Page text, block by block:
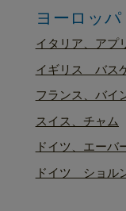
ヨーロッパ
イタリア、アプ
イギリス バス
フランス、バイ
スイス、チャム
ドイツ、エーバ
ドイツ ショル